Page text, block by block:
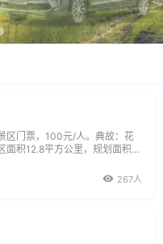
区门票，100元/人。典故：花
积12.8平方公里，规划面积11
所描述的“孙大圣老家”而著称
267人